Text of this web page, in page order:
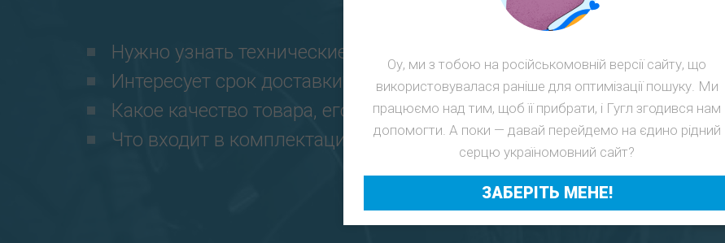
Нужно узнать технические параметры товара?
Интересует срок доставки?
Какое качество товара, его реальная гарантия?
Что входит в комплектацию и т.д.?
Оу, ми з тобою на російськомовній версії сайту, що
використовувалася раніше для оптимізації пошуку. Ми
працюємо над тим, щоб її прибрати, і Гугл згодився нам
допомогти. А поки — давай перейдемо на єдино рідний
серцю україномовний сайт?
ЗАБЕРІТЬ МЕНЕ!